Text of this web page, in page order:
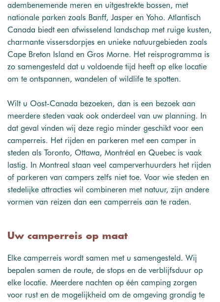
adembenemende meren en uitgestrekte bossen, met
nationale parken zoals Banff, Jasper en Yoho. Atlantisch
Canada biedt een afwisselend landschap met ruige kusten,
charmante vissersdorpjes en unieke natuurgebieden zoals
Cape Breton Island en Gros Morne. Het reisprogramma is
zo samengesteld dat u voldoende tijd heeft op elke locatie
om te ontspannen, wandelen of wildlife te spotten.
Wilt u Oost-Canada bezoeken, dan is een bezoek aan
meerdere steden vaak ook onderdeel van uw planning. In
dat geval vinden wij deze regio minder geschikt voor een
camperreis. Het rijden en parkeren met een camper in
steden als Toronto, Ottawa, Montréal en Quebec is vaak
lastig. In Montreal staan veel camperverhuurders het rijden
of parkeren van campers zelfs niet toe. Voor wie steden en
stedelijke attracties wil combineren met natuur, zijn andere
vormen van reizen dan een camperreis aan te raden.
Uw camperreis op maat
Elke camperreis wordt samen met u samengesteld. Wij
bepalen samen de route, de stops en de verblijfsduur op
elke locatie. Meerdere nachten op één camping zorgen
voor rust en de mogelijkheid om de omgeving grondig te